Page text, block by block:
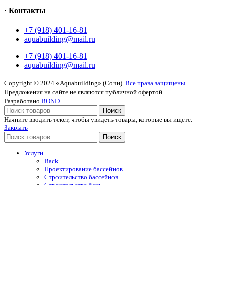
· Контакты
+7 (918) 401-16-81
aquabuilding@mail.ru
+7 (918) 401-16-81
aquabuilding@mail.ru
Copyright © 2024 «Aquabuilding» (Сочи). Все права защищены
Предложения на сайте не являются публичной офертой.
Разработано BOND
Поиск
Начните вводить текст, чтобы увидеть товары, которые вы ищете.
Закрыть
Поиск
Услуги
Back
Проектирование бассейнов
Строительство бассейнов
Строительство бань